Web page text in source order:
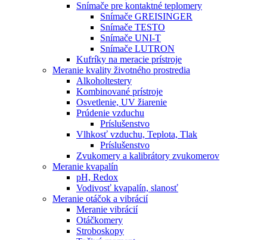
Snímače pre kontaktné teplomery
Snímače GREISINGER
Snímače TESTO
Snímače UNI-T
Snímače LUTRON
Kufríky na meracie prístroje
Meranie kvality životného prostredia
Alkoholtestery
Kombinované prístroje
Osvetlenie, UV žiarenie
Prúdenie vzduchu
Príslušenstvo
Vlhkosť vzduchu, Teplota, Tlak
Príslušenstvo
Zvukomery a kalibrátory zvukomerov
Meranie kvapalín
pH, Redox
Vodivosť kvapalín, slanosť
Meranie otáčok a vibrácií
Meranie vibrácií
Otáčkomery
Stroboskopy